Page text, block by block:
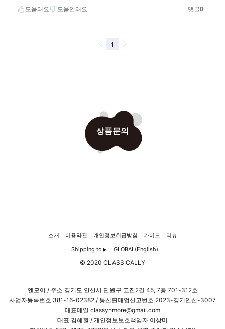
상품문의
소개 이용약관 개인정보취급방침 가이드
리뷰
Shipping to ▶ GLOBAL(English)
© 2020 CLASSICALLY
앤모어 / 주소 경기도 안산시 단원구 고잔2길 45, 7층 701-312호
사업자등록번호 381-16-02382 / 통신판매업신고번호 2023-경기안산-3007
대표메일 classynmore@gmail.com
대표 김혜훤 / 개인정보보호책임자 이상미